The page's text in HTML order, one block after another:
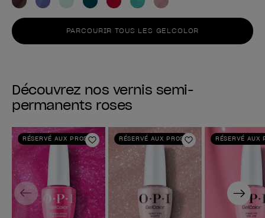
PARCOURIR TOUS LES GELCOLOR
Découvrez nos vernis semi-
permanents roses
RÉSERVÉ AUX PROS
Ajouter aux favoris
RÉSERVÉ AUX PROS
Ajouter aux
RÉSERVÉ AUX
Previous Next